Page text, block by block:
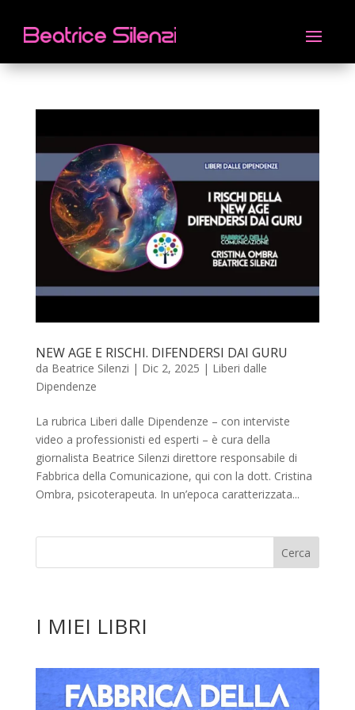
NEW AGE E RISCHI. DIFENDERSI DAI GURU
da Beatrice Silenzi | Dic 2, 2025 | Liberi dalle
Dipendenze
La rubrica Liberi dalle Dipendenze – con interviste
video a professionisti ed esperti – è cura della
giornalista Beatrice Silenzi direttore responsabile di
Fabbrica della Comunicazione, qui con la dott. Cristina
Ombra, psicoterapeuta. In un’epoca caratterizzata...
I MIEI LIBRI